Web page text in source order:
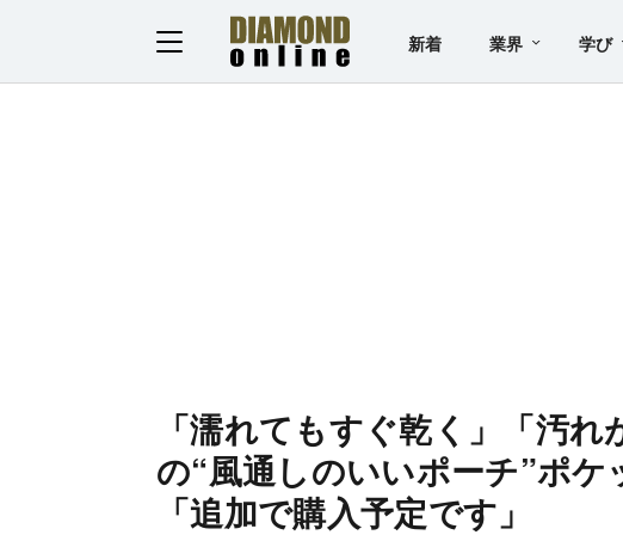
新着 業界 学び
「濡れてもすぐ乾く」「汚
の“風通しのいいポーチ”ポケ
「追加で購入予定です」